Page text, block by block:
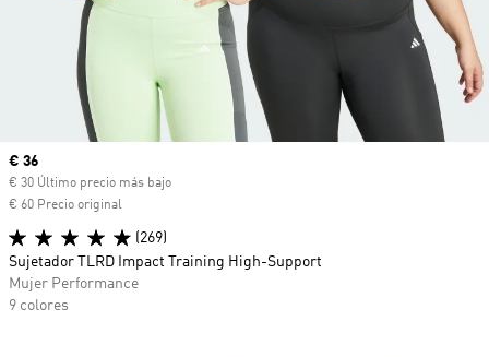
Precio actual
€ 36
€ 30 Último precio más bajo
€ 60 Precio original
(269)
Sujetador TLRD Impact Training High-Support
Mujer Performance
9 colores